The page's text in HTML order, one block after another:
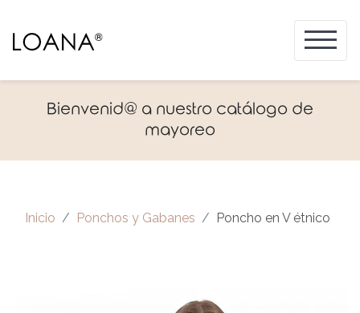
Bienvenid@ a nuestro catálogo de
mayoreo
Inicio Ponchos y Gabanes Poncho en V étnico